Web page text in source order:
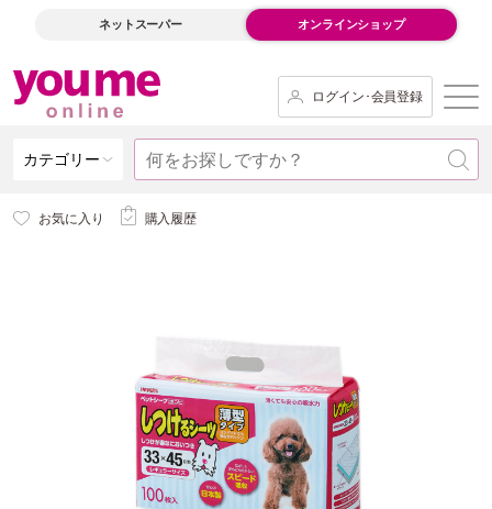
ネットスーパー オンラインショップ
ログイン･会員登録
カテゴリー
お気に入り 購入履歴